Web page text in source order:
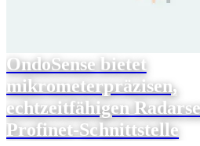
OndoSense bietet
mikrometerpräzisen,
echtzeitfähigen
Profinet-Schnittstelle